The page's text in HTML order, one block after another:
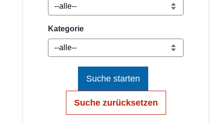
Kategorie
Suche starten
Suche zurücksetzen